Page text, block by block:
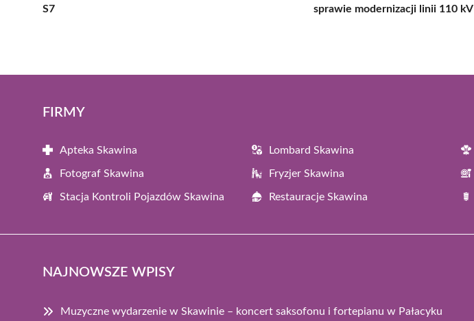
S7
sprawie modernizacji linii 110 kV
FIRMY
Apteka Skawina Lombard Skawina
Fotograf Skawina Fryzjer Skawina
Stacja Kontroli Pojazdów Skawina Restauracje Skawina
NAJNOWSZE WPISY
Muzyczne wydarzenie w Skawinie – koncert saksofonu i fortepianu w Pałacyku